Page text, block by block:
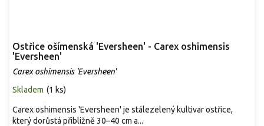
Ostřice ošímenská 'Eversheen' - Carex oshimensis
'Eversheen'
Carex oshimensis 'Eversheen'
Skladem (1 ks)
Carex oshimensis 'Eversheen' je stálezelený kultivar ostřice,
který dorůstá přibližně 30–40 cm a...